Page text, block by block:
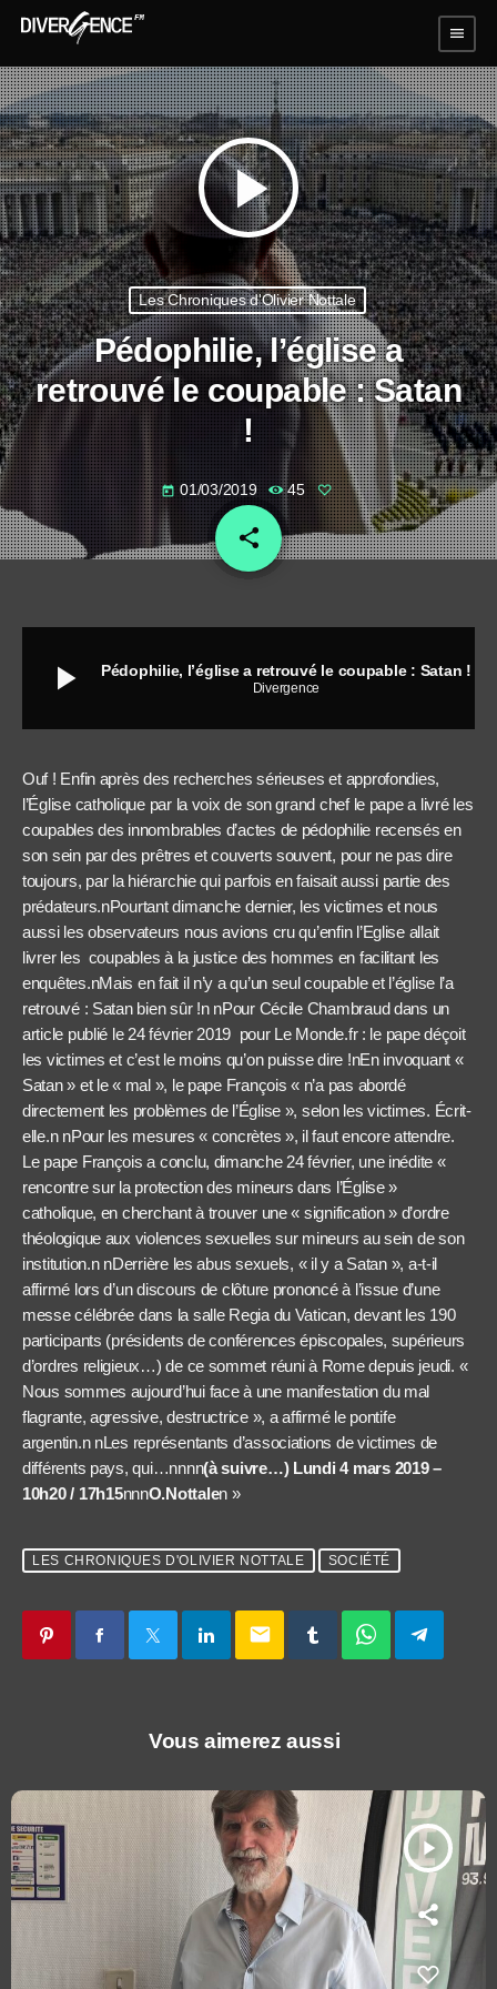
menu
play_arrow
Les Chroniques d'Olivier Nottale
Pédophilie, l’église a
retrouvé le coupable : Satan
!
today 01/03/2019 45
share
email
play_arrow Pédophilie, l’église a retrouvé le coupable : Satan !
Divergence
Ouf ! Enfin après des recherches sérieuses et approfondies,
l’Église catholique par la voix de son grand chef le pape a livré les
coupables des innombrables d’actes de pédophilie recensés en
son sein par des prêtres et couverts souvent, pour ne pas dire
toujours, par la hiérarchie qui parfois en faisait aussi partie des
prédateurs.nPourtant dimanche dernier, les victimes et nous
aussi les observateurs nous avions cru qu’enfin l’Eglise allait
livrer les coupables à la justice des hommes en facilitant les
enquêtes.nMais en fait il n’y a qu’un seul coupable et l’église l’a
retrouvé : Satan bien sûr !n nPour Cécile Chambraud dans un
article publié le 24 février 2019 pour Le Monde.fr : le pape déçoit
les victimes et c’est le moins qu’on puisse dire !nEn invoquant «
Satan » et le « mal », le pape François « n’a pas abordé
directement les problèmes de l’Église », selon les victimes. Écrit-
elle.n nPour les mesures « concrètes », il faut encore attendre.
Le pape François a conclu, dimanche 24 février, une inédite «
rencontre sur la protection des mineurs dans l’Église »
catholique, en cherchant à trouver une « signification » d’ordre
théologique aux violences sexuelles sur mineurs au sein de son
institution.n nDerrière les abus sexuels, « il y a Satan », a-t-il
affirmé lors d’un discours de clôture prononcé à l’issue d’une
messe célébrée dans la salle Regia du Vatican, devant les 190
participants (présidents de conférences épiscopales, supérieurs
d’ordres religieux…) de ce sommet réuni à Rome depuis jeudi. «
Nous sommes aujourd’hui face à une manifestation du mal
flagrante, agressive, destructrice », a affirmé le pontife
argentin.n nLes représentants d’associations de victimes de
différents pays, qui…nnnn(à suivre…) Lundi 4 mars 2019 –
10h20 / 17h15nnnO.Nottalen »
LES CHRONIQUES D'OLIVIER NOTTALE SOCIÉTÉ
email
Vous aimerez aussi
play_arrow